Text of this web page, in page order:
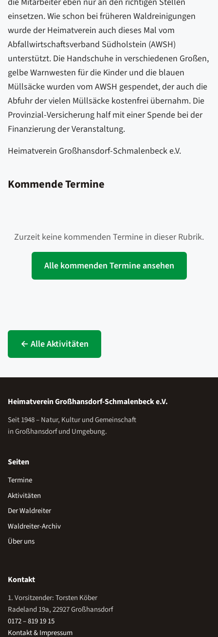
einsetzen. Wie schon bei früheren Waldreinigungen
wurde der Heimatverein auch dieses Mal vom
Abfallwirtschaftsverband Südholstein (AWSH)
unterstützt. Die Handschuhe in verschiedenen Großen,
gelbe Warnwesten für die Kinder und die blauen
Müllsäcke wurden vom AWSH gespendet, der auch die
Abfuhr der vielen Müllsäcke kostenfrei übernahm. Die
Provinzial-Versicherung half mit einer Spende bei der
Finanzierung der Veranstaltung.
Heimatverein Großhansdorf-Schmalenbeck e.V.
Kommende Termine
Zurzeit keine kommenden Termine in dieser Rubrik.
Alle kommenden Termine ansehen
← Alle Aktivitäten
Heimatverein Großhansdorf-Schmalenbeck e.V.
Seit 1948 – Natur, Kultur und Gemeinschaft
in Großhansdorf und Umgebung.
Seiten
Termine
Aktivitäten
Der Waldreiter
Waldreiter-Archiv
Über uns
Kontakt
1. Vorsitzender: Torsten Köber
Radeland 19a, 22927 Großhansdorf
0172 – 819 19 15
Kontakt & Impressum